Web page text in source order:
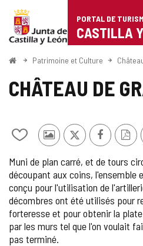
Portal
de
Turismo
de
Castilla
León
PORTAL DE
CASTILLA
<
Patrimoine et Culture
CHÂTEAU DE
Ajouter/retirer
contenu
de
cahiers
Photos
touristes
X Facebook
Muni de plan carré, et de tours
découpant aux coins, l'ensemble
conçu pour l'utilisation de
décombres ont été utilisés pour
forteresse et pour obtenir la
par les murs tel que l'on voulait
pas terminé.